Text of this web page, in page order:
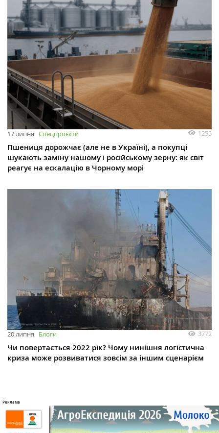
17 липня Спецпроєкти 1255
Пшениця дорожчає (але не в Україні), а покупці
шукають заміну нашому і російському зерну: як світ
реагує на ескалацію в Чорному морі
20 липня Блоги 3772
Чи повертається 2022 рік? Чому нинішня логістична
криза може розвиватися зовсім за іншим сценарієм